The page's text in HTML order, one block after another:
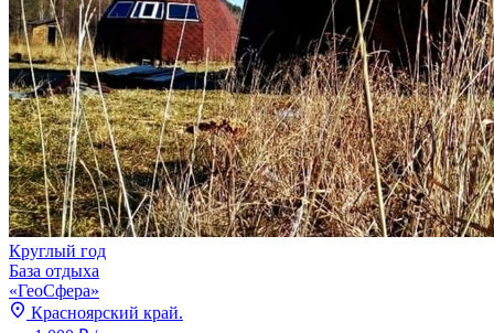
Круглый год
База отдыха
«ГеоСфера»
Красноярский край.